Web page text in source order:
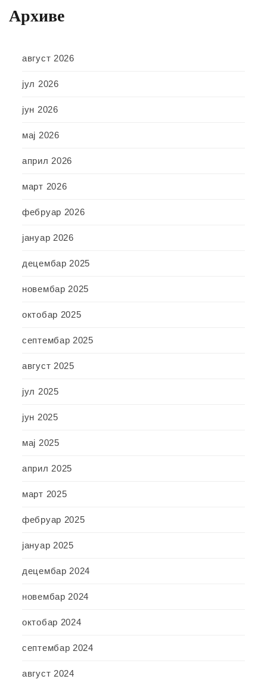
Архиве
август 2026
јул 2026
јун 2026
мај 2026
април 2026
март 2026
фебруар 2026
јануар 2026
децембар 2025
новембар 2025
октобар 2025
септембар 2025
август 2025
јул 2025
јун 2025
мај 2025
април 2025
март 2025
фебруар 2025
јануар 2025
децембар 2024
новембар 2024
октобар 2024
септембар 2024
август 2024